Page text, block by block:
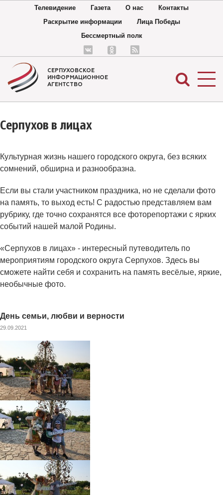
Телевидение Газета О нас
Контакты
Раскрытие информации
Лица Победы
Бессмертный полк
СЕРПУХОВСКОЕ
ИНФОРМАЦИОННОЕ
АГЕНТСТВО
Серпухов в лицах
Культурная жизнь нашего городского округа, без всяких
сомнений, обширна и разнообразна.
Если вы стали участником праздника, но не сделали фото
на память, то выход есть! С радостью представляем вам
рубрику, где точно сохранятся все фоторепортажи с ярких
событий нашей малой Родины.
«Серпухов в лицах» - интересный путеводитель по
мероприятиям городского округа Серпухов. Здесь вы
сможете найти себя и сохранить на память весёлые, яркие,
необычные фото.
День семьи, любви и верности
29.09.2021